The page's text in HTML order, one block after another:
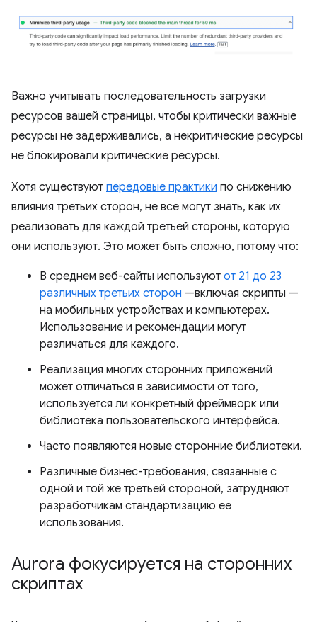
Важно учитывать последовательность загрузки
ресурсов вашей страницы, чтобы критически важные
ресурсы не задерживались, а некритические ресурсы
не блокировали критические ресурсы.
Хотя существуют передовые практики по снижению
влияния третьих сторон, не все могут знать, как их
реализовать для каждой третьей стороны, которую
они используют. Это может быть сложно, потому что:
В среднем веб-сайты используют от 21 до 23
различных третьих сторон —включая скрипты —
на мобильных устройствах и компьютерах.
Использование и рекомендации могут
различаться для каждого.
Реализация многих сторонних приложений
может отличаться в зависимости от того,
используется ли конкретный фреймворк или
библиотека пользовательского интерфейса.
Часто появляются новые сторонние библиотеки.
Различные бизнес-требования, связанные с
одной и той же третьей стороной, затрудняют
разработчикам стандартизацию ее
использования.
Aurora фокусируется на сторонних
скриптах